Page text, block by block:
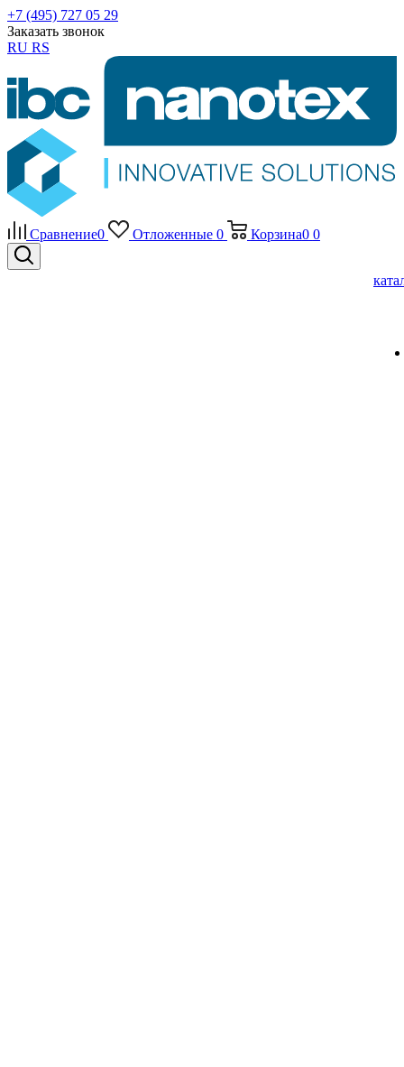
+7 (495) 727 05 29
Заказать звонок
RU RS
Сравнение0 Отложенные 0 Корзина0 0